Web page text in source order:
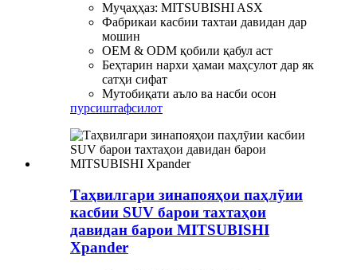
Муҷаҳҳаз: MITSUBISHI ASX
Фабрикаи касбии тахтаи давидан дар
мошин
OEM & ODM қобили қабул аст
Беҳтарин нархи ҳамаи маҳсулот дар як
сатҳи сифат
Мутобиқати аъло ва насби осон
пурсиштафсилот
Таҳвилгари зинапояҳои паҳлӯии
касбии SUV барои тахтаҳои
давидан барои MITSUBISHI
Xpander